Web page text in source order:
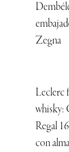
Zegna
Leclerc
whisky:
Regal
con